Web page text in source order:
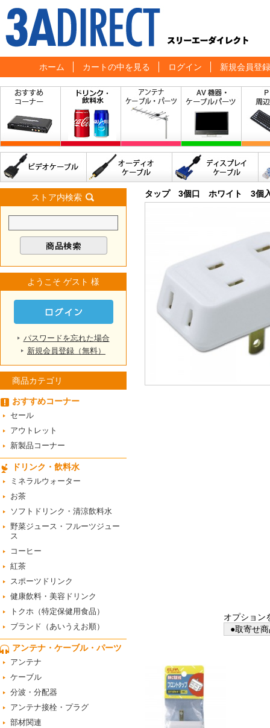
ホーム カートの中を見る ログイン 新規会員登録
ストア内検索
ようこそ ゲスト 様
パスワードを忘れた場合
新規会員登録（無料）
商品カテゴリ
おすすめコーナー
セール
アウトレット
新製品コーナー
ドリンク・飲料水
ミネラルウォーター
お茶
ソフトドリンク・清涼飲料水
野菜ジュース・フルーツジュー
ス
コーヒー
紅茶
スポーツドリンク
健康飲料・美容ドリンク
トクホ（特定保健用食品）
ブランド（あいうえお順）
アンテナ・ケーブル・パーツ
アンテナ
ケーブル
分波・分配器
アンテナ接栓・プラグ
部材関連
タップ 3個口 ホワイト 3個
オプション
●取寄せ